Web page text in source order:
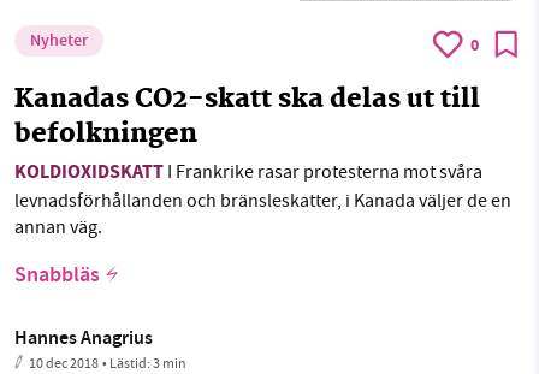
Nyheter 0
Kanadas CO2-skatt ska delas ut till
befolkningen
KOLDIOXIDSKATT I Frankrike rasar protesterna mot svåra
levnadsförhållanden och bränsleskatter, i Kanada väljer de en
annan väg.
Snabbläs
Hannes Anagrius
10 dec 2018• Lästid:3 min